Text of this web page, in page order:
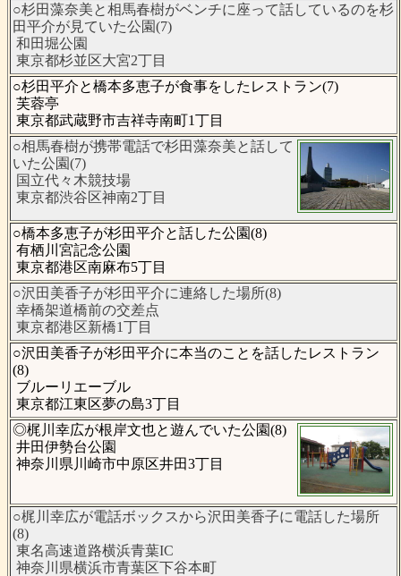
○杉田藻奈美と相馬春樹がベンチに座って話しているのを杉
田平介が見ていた公園(7)
和田堀公園
東京都杉並区大宮2丁目
○杉田平介と橋本多恵子が食事をしたレストラン(7)
芙蓉亭
東京都武蔵野市吉祥寺南町1丁目
○相馬春樹が携帯電話で杉田藻奈美と話して
いた公園(7)
国立代々木競技場
東京都渋谷区神南2丁目
○橋本多恵子が杉田平介と話した公園(8)
有栖川宮記念公園
東京都港区南麻布5丁目
○沢田美香子が杉田平介に連絡した場所(8)
幸橋架道橋前の交差点
東京都港区新橋1丁目
○沢田美香子が杉田平介に本当のことを話したレストラン
(8)
ブルーリエーブル
東京都江東区夢の島3丁目
◎梶川幸広が根岸文也と遊んでいた公園(8)
井田伊勢台公園
神奈川県川崎市中原区井田3丁目
○梶川幸広が電話ボックスから沢田美香子に電話した場所
(8)
東名高速道路横浜青葉IC
神奈川県横浜市青葉区下谷本町